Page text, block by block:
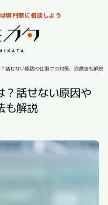
専門家に相談しよう
話せない原因や仕事での対策、治療法も解説
？話せない原因や
も解説